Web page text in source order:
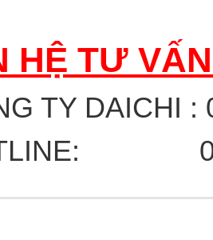
HỆ TƯ
TY DAICHI